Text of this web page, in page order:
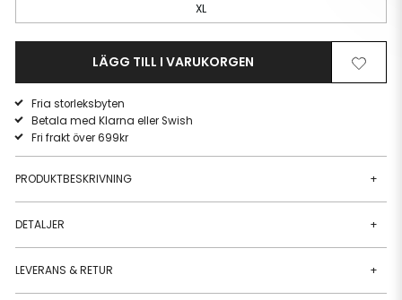
XL
LÄGG TILL I VARUKORGEN
Lägg
till
Ta
bort
Fria storleksbyten
Betala med Klarna eller Swish
Fri frakt över 699kr
PRODUKTBESKRIVNING +
DETALJER +
LEVERANS & RETUR +